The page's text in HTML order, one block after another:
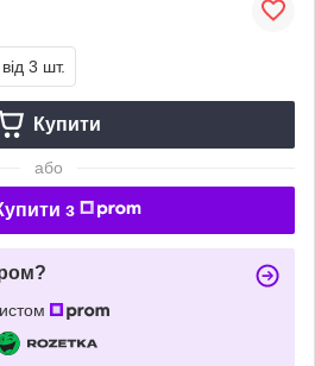
від 3 шт.
Купити
або
з